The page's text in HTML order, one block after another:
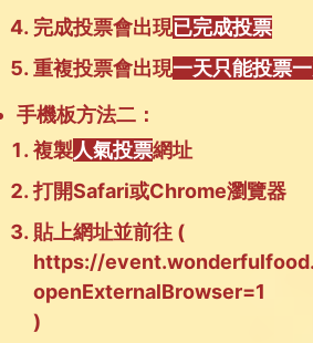
完成投票會出現已完成投票
重複投票會出現一天只能投票一
手機板方法二：
複製人氣投票網址
打開Safari或Chrome瀏覽器
貼上網址並前往 (
https://
openExternalBrowser=1
)